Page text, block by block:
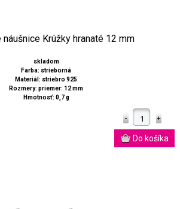
Krúžky hranaté 12 mm
skladom
Farba: strieborná
Materiál: striebro 925
Rozmery: priemer: 12 mm
Hmotnosť: 0,7 g